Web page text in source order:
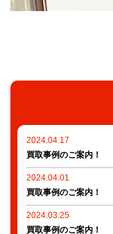
2024.04.17
買取事例のご案内！
2024.04.01
買取事例のご案内！
2024.03.25
買取事例のご案内！